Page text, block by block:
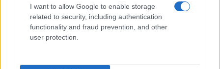
I want to allow Google to enable storage
related to security, including authentication
functionality and fraud prevention, and other
user protection.
consentiti
Matteo Pellegrino · 7 Ago 2026